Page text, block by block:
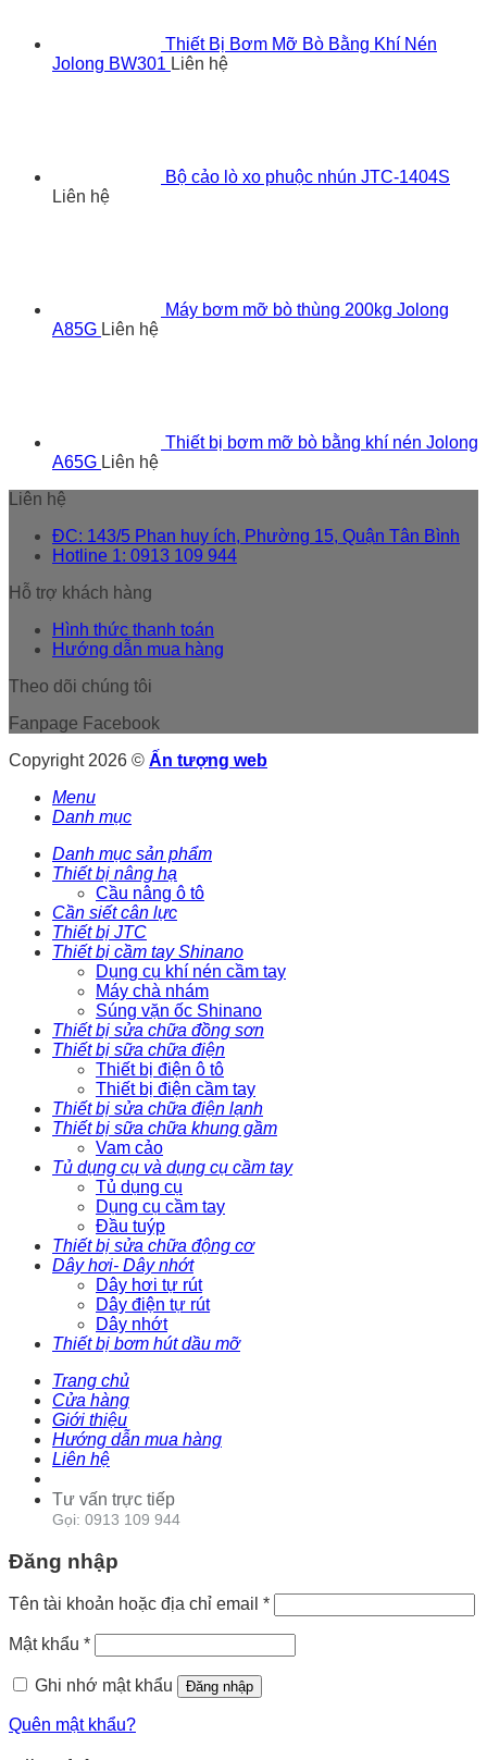
Thiết Bị Bơm Mỡ Bò Bằng Khí Nén
Jolong BW301 Liên hệ
Bộ cảo lò xo phuộc nhún JTC-1404S
Liên hệ
Máy bơm mỡ bò thùng 200kg Jolong
A85G Liên hệ
Thiết bị bơm mỡ bò bằng khí nén Jolong
A65G Liên hệ
Liên hệ
ĐC: 143/5 Phan huy ích, Phường 15, Quận Tân Bình
Hotline 1: 0913 109 944
Hỗ trợ khách hàng
Hình thức thanh toán
Hướng dẫn mua hàng
Theo dõi chúng tôi
Fanpage Facebook
Copyright 2026 © Ấn tượng web
Menu
Danh mục
Danh mục sản phẩm
Thiết bị nâng hạ
Cầu nâng ô tô
Cần siết cân lực
Thiết bị JTC
Thiết bị cầm tay Shinano
Dụng cụ khí nén cầm tay
Máy chà nhám
Súng vặn ốc Shinano
Thiết bị sửa chữa đồng sơn
Thiết bị sữa chữa điện
Thiết bị điện ô tô
Thiết bị điện cầm tay
Thiết bị sửa chữa điện lạnh
Thiết bị sữa chữa khung gầm
Vam cảo
Tủ dụng cụ và dụng cụ cầm tay
Tủ dụng cụ
Dụng cụ cầm tay
Đầu tuýp
Thiết bị sửa chữa động cơ
Dây hơi- Dây nhớt
Dây hơi tự rút
Dây điện tự rút
Dây nhớt
Thiết bị bơm hút dầu mỡ
Trang chủ
Cửa hàng
Giới thiệu
Hướng dẫn mua hàng
Liên hệ
Tư vấn trực tiếp
Gọi: 0913 109 944
Đăng nhập
Tên tài khoản hoặc địa chỉ email *
Mật khẩu *
Ghi nhớ mật khẩu Đăng nhập
Quên mật khẩu?